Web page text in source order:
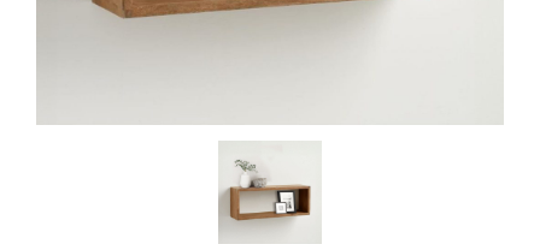
קטלוג צבעים
אודות